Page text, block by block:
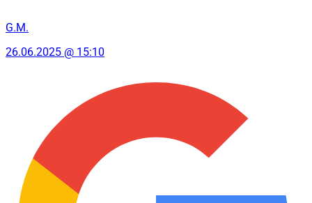
G.M.
26.06.2025 @ 15:10